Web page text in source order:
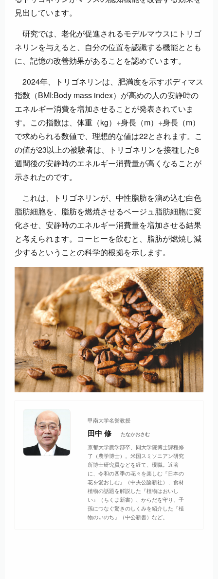
見出しています。
研究では、老化が促進されるモデルマウスにトリゴ
ネリンを与えると、自分の位置を認識する機能ととも
に、記憶の改善効果があることを認めています。
2024年、トリゴネリンは、肥満度を示すボディマス
指数（BMI:Body mass index）が高めの人の安静時の
エネルギー消費を増加させることが発表されていま
す。この指数は、体重（kg）÷身長（m）÷身長（m）
で求められる数値で、理想的な値は22とされます。こ
の値が23以上の被験者は、トリゴネリンを接種した8
週間後の安静時のエネルギー消費量が高くなることが
示されたのです。
これは、トリゴネリンが、中性脂肪を溜め込む白色
脂肪細胞を、脂肪を燃焼させるベージュ脂肪細胞に変
化させ、安静時のエネルギー消費量を増加させる結果
と考えられます。コーヒーを飲むと、脂肪が燃焼し減
少するということの科学的根拠を示します。
甲南大学名誉教授
田中 修 たなかおさむ
京都大学農学部卒、同大学院博士課程修
了（農学博士）。米国スミソニアン研究
所博士研究員などを経て、現職。近著
に、令和の四季の花々を楽しむ『日本の
花を愛おしむ』（中央公論新社）、食材
植物の話題を解説した『植物はおいし
い』（ちくま新書）、からだを守り、子
孫につなぐ驚きのしくみを紹介した『植
物のいのち』（中公新書）など。